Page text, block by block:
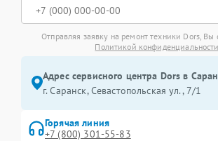
Отправляя заявку на ремонт техники Dors, Вы
Политикой конфиденциальности
Адрес сервисного центра Dors в
г. Саранск, Севастопольская ул., 7/1
Горячая линия
+7 (800) 301-55-83